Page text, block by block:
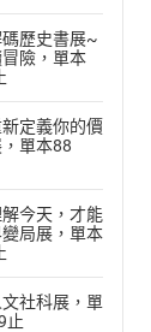
碼歷史書展~
險，單本
新定義你的價
單本88
解今天，才能
局展，單本
文社科展，單
止